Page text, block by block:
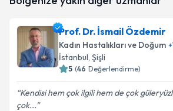
Kişisel verilerimin işlenmesine
Metni'ni okudum ve kişisel
kapsamda işlenmesini kabul
Prof. Dr. İsmail Özdemir
Kadın Hastalıkları ve Doğum +
İstanbul, Şişli
5 (46 Değerlendirme)
Kendisi hem çok ilgili hem de çok
çok...